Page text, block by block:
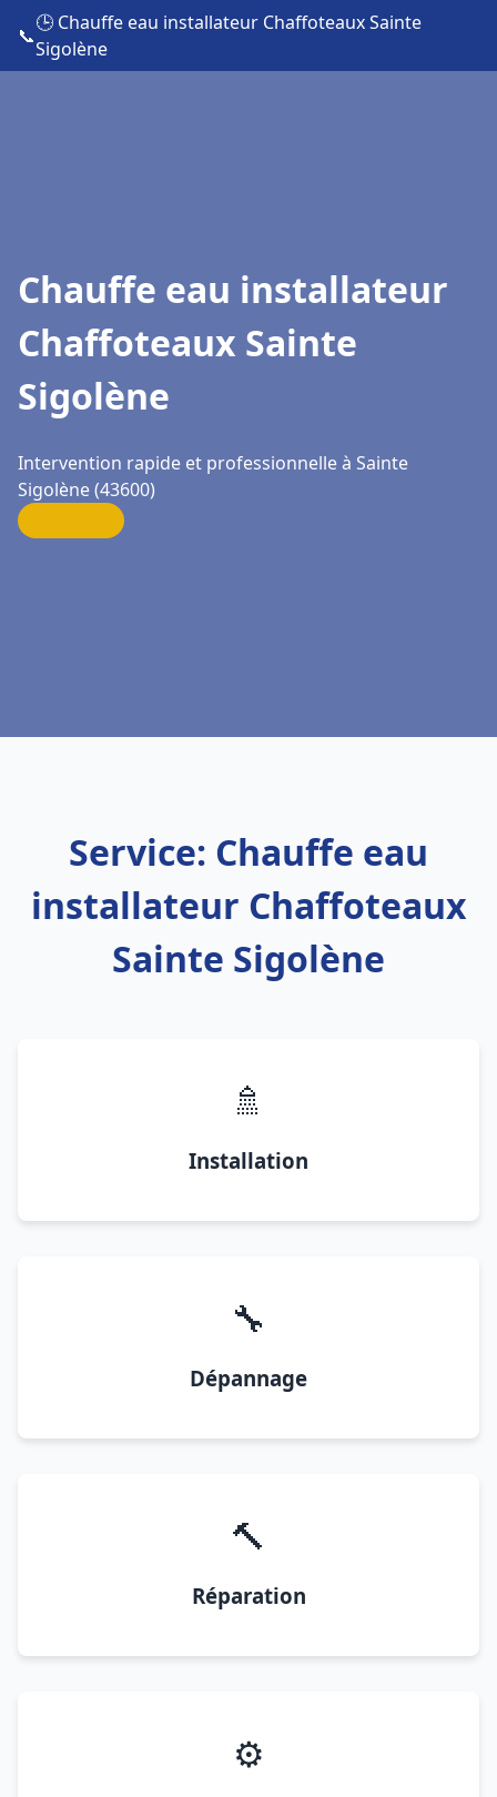
📞
🕒 Chauffe eau installateur Chaffoteaux Sainte
Sigolène
Chauffe eau installateur
Chaffoteaux Sainte
Sigolène
Intervention rapide et professionnelle à Sainte
Sigolène (43600)
Service: Chauffe eau
installateur Chaffoteaux
Sainte Sigolène
🚿
Installation
🔧
Dépannage
🔨
Réparation
⚙️